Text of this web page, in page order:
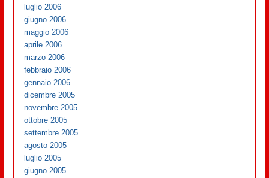
luglio 2006
giugno 2006
maggio 2006
aprile 2006
marzo 2006
febbraio 2006
gennaio 2006
dicembre 2005
novembre 2005
ottobre 2005
settembre 2005
agosto 2005
luglio 2005
giugno 2005